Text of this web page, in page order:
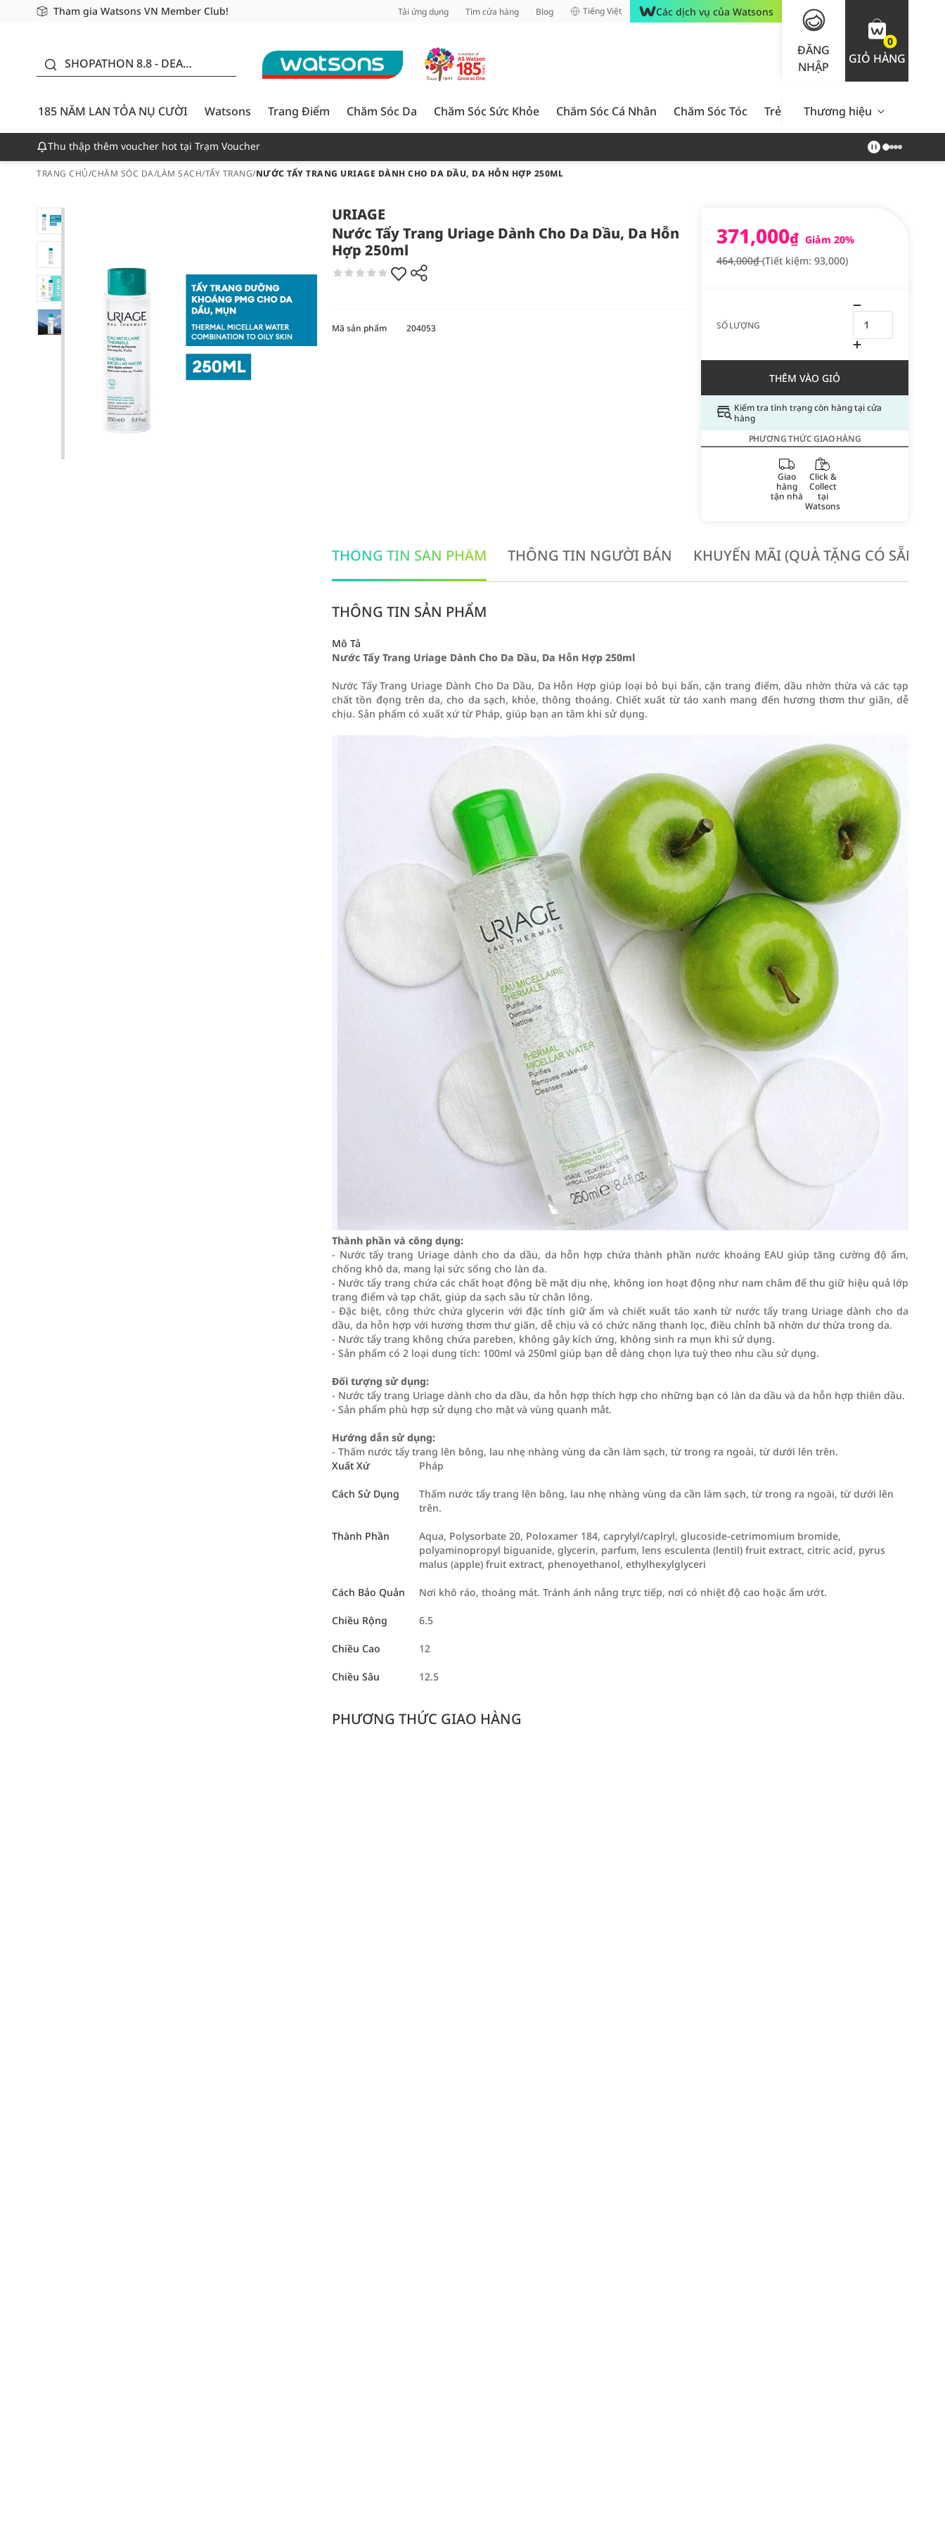
Tham gia Watsons VN Member Club!
Miễn phí giao hàng cho đơn hàng từ 249,000Đ
Giao hàng nhanh 24h - Áp dụng khu vực TP. Hồ Chí Minh Tải ứng dụng Tìm cửa hàng Blog Tiếng Việt Các dịch vụ của Watsons
ĐĂNG
NHẬP
0
GIỎ HÀNG
SHOPATHON 8.8 - DEAL
CƯỜI - GIẢM ĐẾN 50%
185 NĂM LAN TỎA NỤ CƯỜI Watsons Trang Điểm Chăm Sóc Da Chăm Sóc Sức Khỏe Chăm Sóc Cá Nhân Chăm Sóc Tóc Trẻ Em Nam Giới Chăm Sóc
Thương hiệu
Thu thập thêm voucher hot tại Trạm Voucher
TRANG CHỦ/CHĂM SÓC DA/LÀM SẠCH/TẨY TRANG/NƯỚC TẨY TRANG URIAGE DÀNH CHO DA DẦU, DA HỖN HỢP 250ML
URIAGE
Nước Tẩy Trang Uriage Dành Cho Da Dầu, Da Hỗn
Hợp 250ml
371,000₫ Giảm 20%
464,000₫(Tiết kiệm: 93,000)
SỐ LƯỢNG
THÊM VÀO GIỎ
Kiểm tra tình trạng còn hàng tại cửa
hàng
PHƯƠNG THỨC GIAO HÀNG
Giao
hàng
tận nhà
Click &
Collect
tại
Watsons
Mã sản phẩm 204053
THÔNG TIN SẢN PHẨM THÔNG TIN NGƯỜI BÁN KHUYẾN MÃI (QUÀ TẶNG CÓ SẴN
THÔNG TIN SẢN PHẨM
Mô Tả
Nước Tẩy Trang Uriage Dành Cho Da Dầu, Da Hỗn Hợp 250ml
Nước Tẩy Trang Uriage Dành Cho Da Dầu, Da Hỗn Hợp giúp loại bỏ bụi bẩn, cặn trang điểm, dầu nhờn thừa và các tạp
chất tồn đọng trên da, cho da sạch, khỏe, thông thoáng. Chiết xuất từ táo xanh mang đến hương thơm thư giãn, dễ
chịu. Sản phẩm có xuất xứ từ Pháp, giúp bạn an tâm khi sử dụng.
Thành phần và công dụng:
- Nước tẩy trang Uriage dành cho da dầu, da hỗn hợp chứa thành phần nước khoáng EAU giúp tăng cường độ ẩm,
chống khô da, mang lại sức sống cho làn da.
- Nước tẩy trang chứa các chất hoạt động bề mặt dịu nhẹ, không ion hoạt động như nam châm để thu giữ hiệu quả lớp
trang điểm và tạp chất, giúp da sạch sâu từ chân lông.
- Đặc biệt, công thức chứa glycerin với đặc tính giữ ẩm và chiết xuất táo xanh từ nước tẩy trang Uriage dành cho da
dầu, da hỗn hợp với hương thơm thư giãn, dễ chịu và có chức năng thanh lọc, điều chỉnh bã nhờn dư thừa trong da.
- Nước tẩy trang không chứa pareben, không gây kích ứng, không sinh ra mụn khi sử dụng.
- Sản phẩm có 2 loại dung tích: 100ml và 250ml giúp bạn dễ dàng chọn lựa tuỳ theo nhu cầu sử dụng.
Đối tượng sử dụng:
- Nước tẩy trang Uriage dành cho da dầu, da hỗn hợp thích hợp cho những bạn có làn da dầu và da hỗn hợp thiên dầu.
- Sản phẩm phù hợp sử dụng cho mặt và vùng quanh mắt.
Hướng dẫn sử dụng:
- Thấm nước tẩy trang lên bông, lau nhẹ nhàng vùng da cần làm sạch, từ trong ra ngoài, từ dưới lên trên.
Xuất Xứ
Pháp
Cách Sử Dụng
Thấm nước tẩy trang lên bông, lau nhẹ nhàng vùng da cần làm sạch, từ trong ra ngoài, từ dưới lên
trên.
Thành Phần
Aqua, Polysorbate 20, Poloxamer 184, caprylyl/caplryl, glucoside-cetrimomium bromide,
polyaminopropyl biguanide, glycerin, parfum, lens esculenta (lentil) fruit extract, citric acid, pyrus
malus (apple) fruit extract, phenoyethanol, ethylhexylglyceri
Cách Bảo Quản Nơi khô ráo, thoáng mát. Tránh ánh nắng trực tiếp, nơi có nhiệt độ cao hoặc ẩm ướt.
Chiều Rộng 6.5
Chiều Cao 12
Chiều Sâu 12.5
PHƯƠNG THỨC GIAO HÀNG